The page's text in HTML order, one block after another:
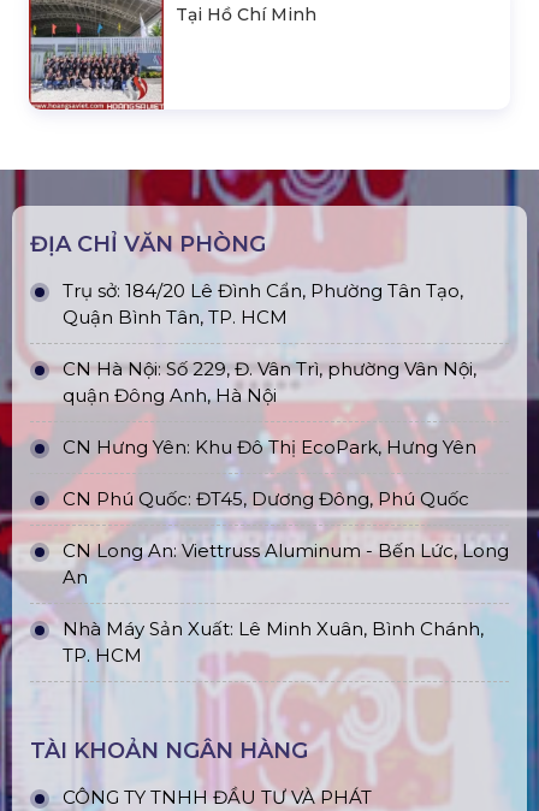
Tại Hồ Chí Minh
ĐỊA CHỈ VĂN PHÒNG
Trụ sở: 184/20 Lê Đình Cẩn, Phường Tân Tạo,
Quận Bình Tân, TP. HCM
CN Hà Nội: Số 229, Đ. Vân Trì, phường Vân Nội,
quận Đông Anh, Hà Nội
CN Hưng Yên: Khu Đô Thị EcoPark, Hưng Yên
CN Phú Quốc: ĐT45, Dương Đông, Phú Quốc
CN Long An: Viettruss Aluminum - Bến Lức, Long
An
Nhà Máy Sản Xuất: Lê Minh Xuân, Bình Chánh,
TP. HCM
TÀI KHOẢN NGÂN HÀNG
CÔNG TY TNHH ĐẦU TƯ VÀ PHÁT